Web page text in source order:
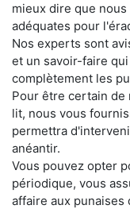
mieux dire que
adéquates pour
Nos experts sont
et un savoir-faire
complètement les
Pour être certain de
lit, nous vous
permettra
anéantir.
Vous pouvez opter
périodique, vous
affaire aux